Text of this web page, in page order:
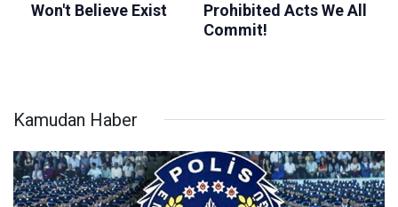
Kamudan Haber